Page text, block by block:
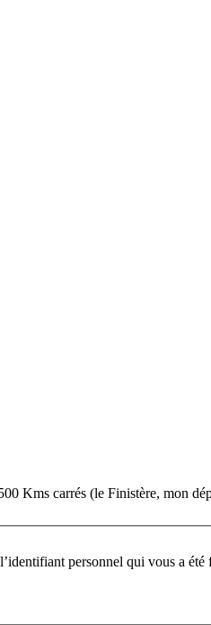
Kms carrés (le Finistère, mon
Pour